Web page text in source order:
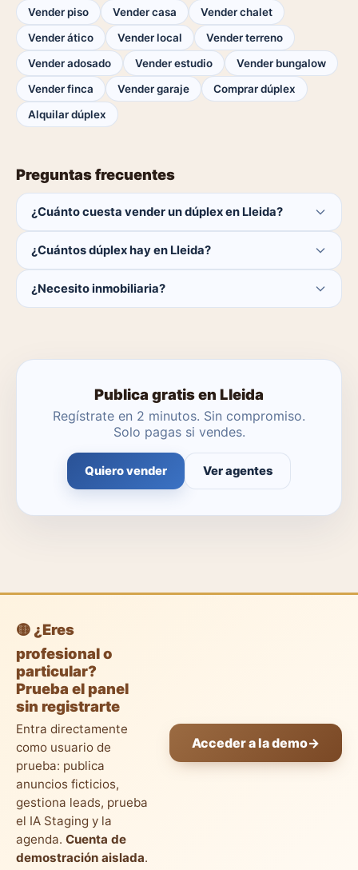
Vender piso Vender casa
Vender chalet
Vender ático
Vender local
Vender terreno
Vender adosado
Vender estudio
Vender bungalow
Vender finca
Vender garaje
Comprar dúplex
Alquilar dúplex
Preguntas frecuentes
¿Cuánto cuesta vender un dúplex en Lleida?
cierra la venta.
¿Cuántos dúplex hay en Lleida?
catálogo se actualiza a diario.
¿Necesito inmobiliaria?
Publica gratis en Lleida
Regístrate en 2 minutos. Sin compromiso.
Solo pagas si vendes.
Quiero vender Ver agentes
🟡 ¿Eres
profesional o
particular?
Prueba el panel
sin registrarte
Entra directamente
como usuario de
prueba: publica
anuncios ficticios,
gestiona leads, prueba
el IA Staging y la
agenda. Cuenta de
demostración aislada.
Acceder a la demo→